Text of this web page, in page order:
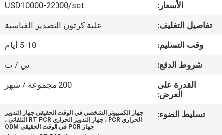
المعمل
رقابة
جودة
الأسعار:
USD10000-22000/set
تفاصيل التغليف:
علبة كرتون التصدير القياسية
وقت التسليم:
5-10 أيام
شروط الدفع:
تي / ت
القدرة على
العرض:
200 مجموعة / شهر
تسليط الضوء:
جهاز الكمبيوتر الشخصي في الوقت الحقيقي جهاز التدوير
الحراري PCR ، جهاز التدوير الحراري RT PCR التلقائي ،
جهاز PCR في الوقت الحقيقي ODM